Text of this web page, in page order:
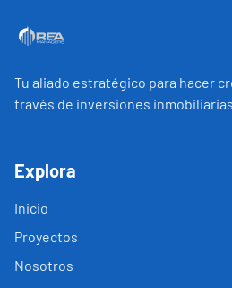
Tu aliado estratégico para hacer
través de inversiones
Explora
Inicio
Proyectos
Nosotros